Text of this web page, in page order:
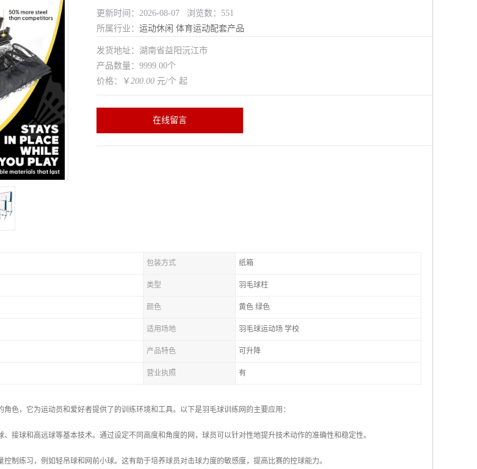
更新时间：2026-08-07 浏览数：551
所属行业： 运动休闲 体育运动配套产品
发货地址：湖南省益阳沅江市
产品数量：9999.00个
价格：￥ 200.00 元/个 起
在线留言
包装方式 纸箱
类型 羽毛球柱
颜色 黄色 绿色
适用场地 羽毛球运动场 学校
产品特色 可升降
营业执照 有
色，它为运动员和爱好者提供了的训练环境和工具。以下是羽毛球训练网的主要应用：
接球和高远球等基本技术。通过设定不同高度和角度的网，球员可以针对性地提升技术动作的准确性和稳定性。
制练习，例如轻吊球和网前小球。这有助于培养球员对击球力度的敏感度，提高比赛的控球能力。